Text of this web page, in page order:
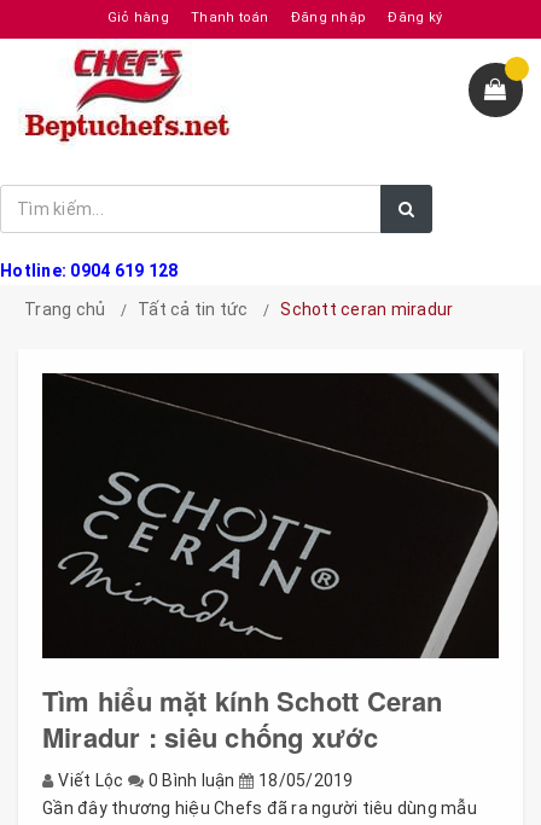
Giỏ hàng Thanh toán Đăng nhập Đăng ký
Hotline: 0904 619 128
Trang chủ
Tất cả tin tức Schott ceran miradur
Tìm hiểu mặt kính Schott Ceran
Miradur : siêu chống xước
Viết Lộc 0 Bình luận
18/05/2019
Gần đây thương hiệu Chefs đã ra người tiêu dùng mẫu